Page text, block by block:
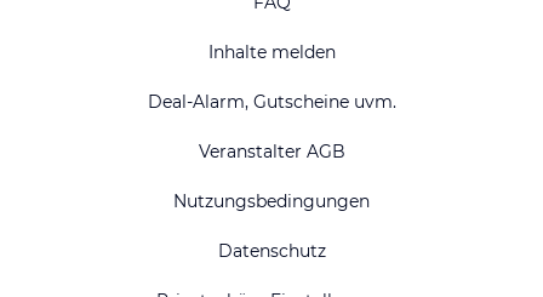
Inhalte melden
Deal-Alarm, Gutscheine uvm.
Veranstalter AGB
Nutzungsbedingungen
Datenschutz